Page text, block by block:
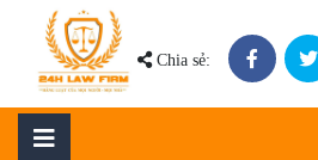
content
Chia sẻ: